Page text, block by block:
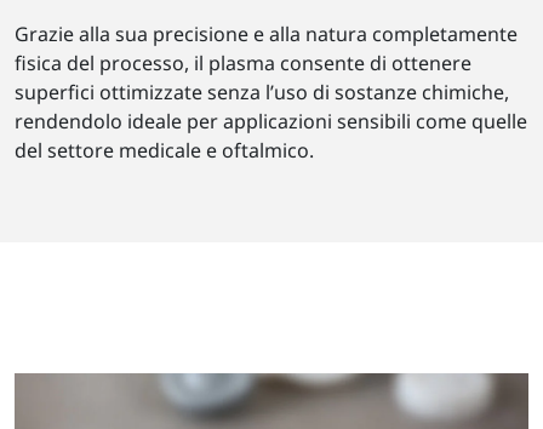
Grazie alla sua precisione e alla natura completamente
fisica del processo, il plasma consente di ottenere
superfici ottimizzate senza l’uso di sostanze chimiche,
rendendolo ideale per applicazioni sensibili come quelle
del settore medicale e oftalmico.